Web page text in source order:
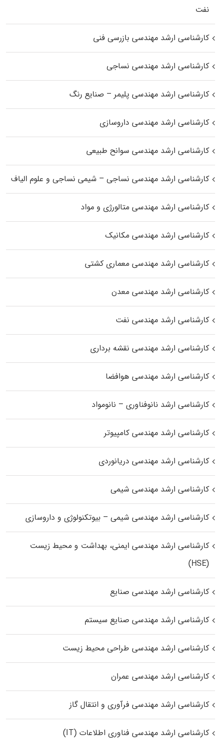
نفت
کارشناسی ارشد مهندسی بازرسی فنی
کارشناسی ارشد مهندسی نساجی
کارشناسی ارشد مهندسی پلیمر – صنایع رنگ
کارشناسی ارشد مهندسی داروسازی
کارشناسی ارشد مهندسی سوانح طبیعی
کارشناسی ارشد مهندسی نساجی – شیمی نساجی و علوم الیاف
کارشناسی ارشد مهندسی متالورژی و مواد
کارشناسی ارشد مهندسی مکانیک
کارشناسی ارشد مهندسی معماری کشتی
کارشناسی ارشد مهندسی معدن
کارشناسی ارشد مهندسی نفت
کارشناسی ارشد مهندسی نقشه برداری
کارشناسی ارشد مهندسی هوافضا
کارشناسی ارشد نانوفناوری – نانومواد
کارشناسی ارشد مهندسی کامپیوتر
کارشناسی ارشد مهندسی دریانوردی
کارشناسی ارشد مهندسی شیمی
کارشناسی ارشد مهندسی شیمی – بیوتکنولوژی و داروسازی
کارشناسی ارشد مهندسی ایمنی، بهداشت و محیط زیست
(HSE)
کارشناسی ارشد مهندسی صنایع
کارشناسی ارشد مهندسی صنایع سیستم
کارشناسی ارشد مهندسی طراحی محیط زیست
کارشناسی ارشد مهندسی عمران
کارشناسی ارشد مهندسی فرآوری و انتقال گاز
کارشناسی ارشد مهندسی فناوری اطلاعات (IT)